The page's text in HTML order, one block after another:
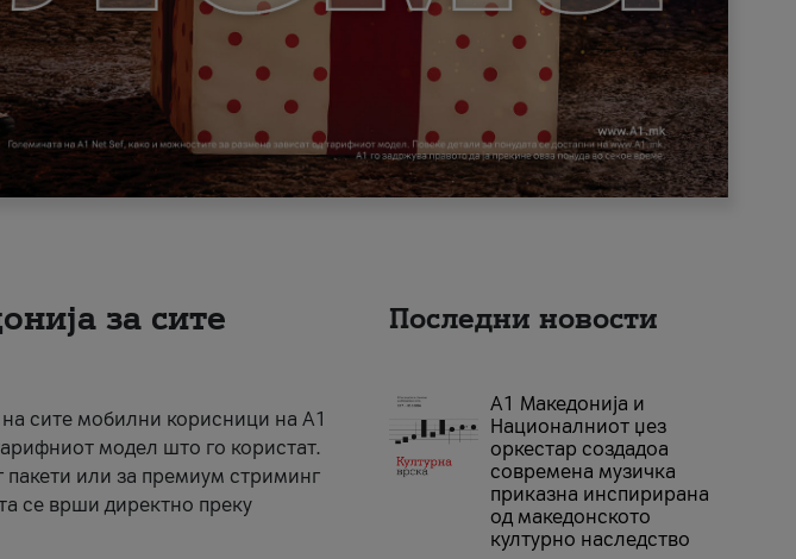
за сите
сите мобилни корисници на A1
модел што го користат.
пакети или за премиум стриминг
се врши директно преку
Последни новости
А1 Македонија и
Националниот џез
оркестар создадоа
современа музичка
приказна инспирирана
од македонското
културно наследство